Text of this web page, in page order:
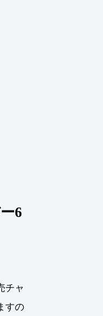
6
チャ
すの